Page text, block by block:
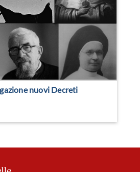
nuovi Decreti